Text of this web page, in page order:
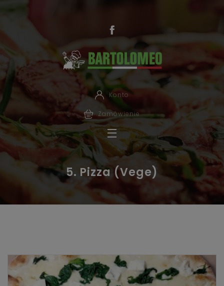
Konto
Zamówienie
5. Pizza (Vege)